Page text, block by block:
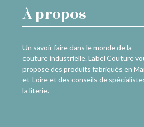
À propos
Un savoir faire dans le monde de la
couture industrielle. Label Couture
propose des produits fabriqués en
et-Loire et des conseils de
la literie.